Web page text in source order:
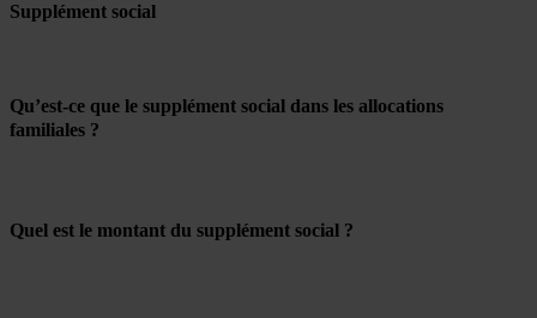
Supplément social
Qu’est-ce que le supplément social dans les allocations
familiales ?
Quel est le montant du supplément social ?